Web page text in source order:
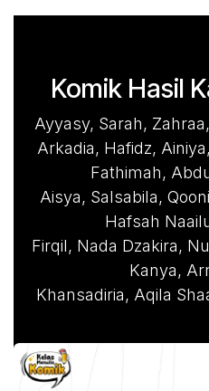
Komik Hasil
Ayyasy, Sarah,
Arkadia, Hafidz,
Fathimah,
Aisya, Salsabila,
Hafsah
Firqil, Nada Dzakira,
Kanya,
Khansadiria, Aqila